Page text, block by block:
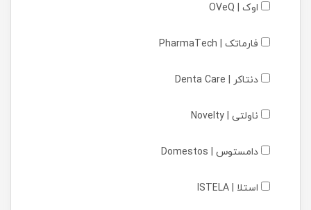
اوک | OVeQ
فارماتک | PharmaTech
دنتاکر | Denta Care
ناولتی | Novelty
دامستوس | Domestos
استلا | ISTELA